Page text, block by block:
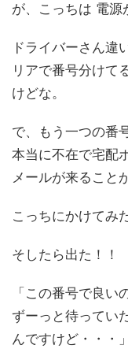
が、こっちは 電源
ドライバーさん違
リアで番号分けて
けどな。
で、もう一つの番号
本当に不在で宅配
メールが来ること
こっちにかけてみた
そしたら出た！！
「この番号で良
ずーっと待ってい
んですけど・・・」